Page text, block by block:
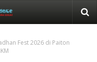
Fest 2026 di Paiton